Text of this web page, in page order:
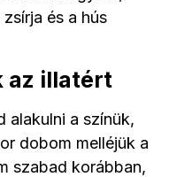
és a hús
az illatért
alakulni a színük,
dobom melléjük a
szabad korábban,